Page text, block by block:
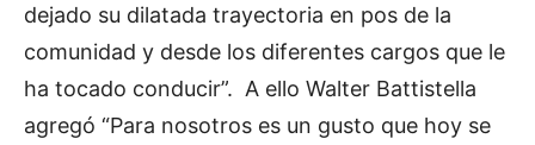
dejado su dilatada trayectoria en pos de la
comunidad y desde los diferentes cargos que le
ha tocado conducir”. A ello Walter Battistella
agregó “Para nosotros es un gusto que hoy se